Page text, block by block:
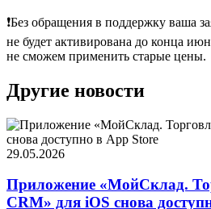
❗Без обращения в поддержку ваша
не будет активирована до конца
не сможем применить старые цены.
Другие новости
29.05.2026
Приложение «МойСклад.
CRM» для iOS снова